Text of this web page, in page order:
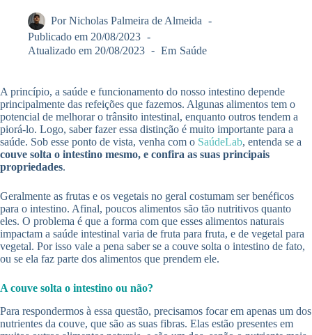
Por Nicholas Palmeira de Almeida
Publicado em 20/08/2023
Atualizado em 20/08/2023 Em Saúde
A princípio, a saúde e funcionamento do nosso intestino depende
principalmente das refeições que fazemos. Algunas alimentos tem o
potencial de melhorar o trânsito intestinal, enquanto outros tendem a
piorá-lo. Logo, saber fazer essa distinção é muito importante para a
saúde. Sob esse ponto de vista, venha com o SaúdeLab, entenda se a
couve solta o intestino mesmo, e confira as suas principais
propriedades.
Geralmente as frutas e os vegetais no geral costumam ser benéficos
para o intestino. Afinal, poucos alimentos são tão nutritivos quanto
eles. O problema é que a forma com que esses alimentos naturais
impactam a saúde intestinal varia de fruta para fruta, e de vegetal para
vegetal. Por isso vale a pena saber se a couve solta o intestino de fato,
ou se ela faz parte dos alimentos que prendem ele.
A couve solta o intestino ou não?
Para respondermos à essa questão, precisamos focar em apenas um dos
nutrientes da couve, que são as suas fibras. Elas estão presentes em